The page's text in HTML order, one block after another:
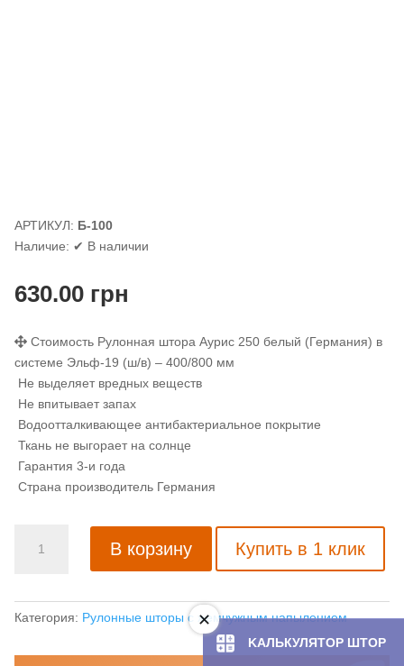
АРТИКУЛ: Б-100
Наличие: ✔ В наличии
630.00грн
Стоимость Рулонная штора Аурис 250 белый (Германия) в
системе Эльф-19 (ш/в) – 400/800 мм
Не выделяет вредных веществ
Не впитывает запах
Водоотталкивающее антибактериальное покрытие
Ткань не выгорает на солнце
Гарантия 3-и года
Страна производитель Германия
товара
Аурис
белый
В корзину Купить в 1 клик
Категория: Рулонные шторы с жемчужным напылением
KAЛЬКУЛЯТOP ШТОР